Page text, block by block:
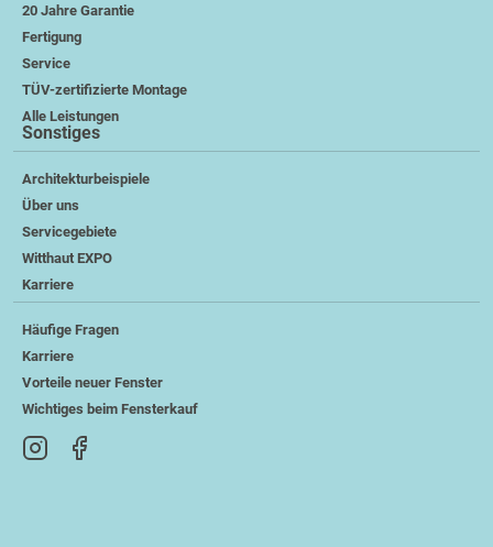
20 Jahre Garantie
Fertigung
Service
TÜV-zertifizierte Montage
Alle Leistungen
Sonstiges
Architekturbeispiele
Über uns
Servicegebiete
Witthaut EXPO
Karriere
Häufige Fragen
Karriere
Vorteile neuer Fenster
Wichtiges beim Fensterkauf